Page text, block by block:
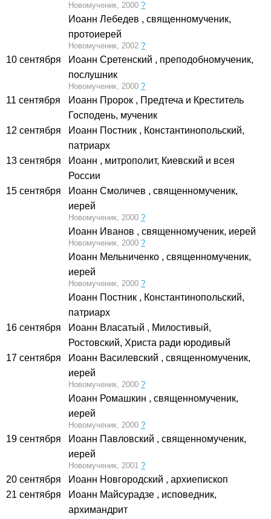
Новомученик, 2000 ?
Иоанн Лебедев , священномученик,
протоиерей
Новомученик, 2002 ?
10 сентября Иоанн Сретенский , преподобномученик,
послушник
Новомученик, 2000 ?
11 сентября Иоанн Пророк , Предтеча и Креститель
Господень, мученик
12 сентября
Иоанн Постник , Константинопольский,
патриарх
13 сентября
Иоанн , митрополит, Киевский и всея
России
15 сентября
Иоанн Смоличев , священномученик,
иерей
Новомученик, 2000 ?
Иоанн Иванов , священномученик, иерей
Новомученик, 2000 ?
Иоанн Мельниченко , священномученик,
иерей
Новомученик, 2000 ?
Иоанн Постник , Константинопольский,
патриарх
16 сентября
Иоанн Власатый , Милостивый,
Ростовский, Христа ради юродивый
17 сентября
Иоанн Василевский , священномученик,
иерей
Новомученик, 2000 ?
Иоанн Ромашкин , священномученик,
иерей
Новомученик, 2000 ?
19 сентября Иоанн Павловский , священномученик,
иерей
Новомученик, 2001 ?
20 сентября Иоанн Новгородский , архиепископ
21 сентября
Иоанн Майсурадзе , исповедник,
архимандрит